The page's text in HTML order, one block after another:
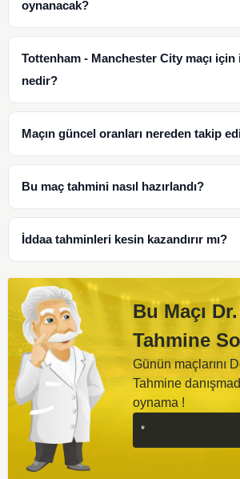
oynanacak?
Tottenham - Manchester City maçı
nedir?
Maçın güncel oranları nereden takip
Bu maç tahmini nasıl hazırlandı?
İddaa tahminleri kesin kazandırır mı?
Bu Maçı
Tahmine
Günün maçlarını
Tahmine
oynama !